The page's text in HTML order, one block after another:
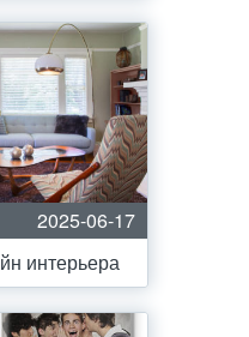
2025-06-17
интерьера